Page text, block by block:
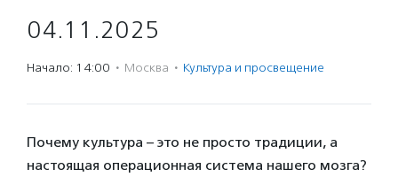
04.11.2025
Начало: 14:00 · Москва · Культура и просвещение
Почему культура – это не просто традиции, а
настоящая операционная система нашего мозга?